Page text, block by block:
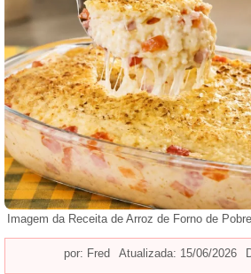
Imagem da Receita de Arroz de Forno de
por: Fred Atualizada: 15/06/2026